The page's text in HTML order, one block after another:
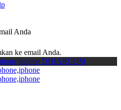
Anda
ke email Anda.
DHIARCOM